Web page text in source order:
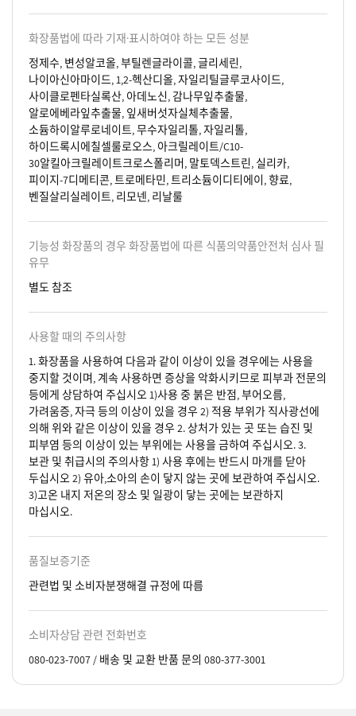
화장품법에 따라 기재·표시하여야 하는 모든 성분
정제수, 변성알코올, 부틸렌글라이콜, 글리세린,
나이아신아마이드, 1,2-헥산디올, 자일리틸글루코사이드,
사이클로펜타실록산, 아데노신, 감나무잎추출물,
알로에베라잎추출물, 잎새버섯자실체추출물,
소듐하이알루로네이트, 무수자일리톨, 자일리톨,
하이드록시에칠셀룰로오스, 아크릴레이트/C10-
30알킬아크릴레이트크로스폴리머, 말토덱스트린, 실리카,
피이지-7디메티콘, 트로메타민, 트리소듐이디티에이, 향료,
벤질살리실레이트, 리모넨, 리날룰
기능성 화장품의 경우 화장품법에 따른 식품의약품안전처 심사 필
유무
별도 참조
사용할 때의 주의사항
1. 화장품을 사용하여 다음과 같이 이상이 있을 경우에는 사용을
중지할 것이며, 계속 사용하면 증상을 악화시키므로 피부과 전문의
등에게 상담하여 주십시오 1)사용 중 붉은 반점, 부어오름,
가려움증, 자극 등의 이상이 있을 경우 2) 적용 부위가 직사광선에
의해 위와 같은 이상이 있을 경우 2. 상처가 있는 곳 또는 습진 및
피부염 등의 이상이 있는 부위에는 사용을 금하여 주십시오. 3.
보관 및 취급시의 주의사항 1) 사용 후에는 반드시 마개를 닫아
두십시오 2) 유아,소아의 손이 닿지 않는 곳에 보관하여 주십시오.
3)고온 내지 저온의 장소 및 일광이 닿는 곳에는 보관하지
마십시오.
품질보증기준
관련법 및 소비자분쟁해결 규정에 따름
소비자상담 관련 전화번호
080-023-7007 / 배송 및 교환 반품 문의 080-377-3001